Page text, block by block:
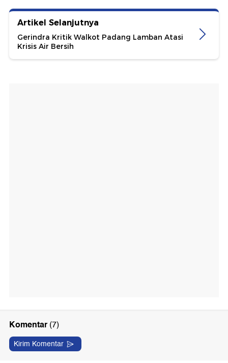
Artikel Selanjutnya
Gerindra Kritik Walkot Padang Lamban Atasi
Krisis Air Bersih